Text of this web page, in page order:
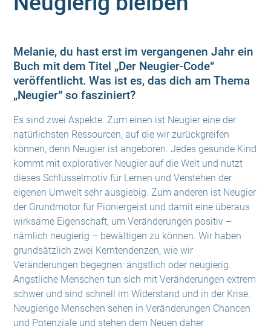
Melanie, du hast erst im vergangenen Jahr ein
Buch mit dem Titel „Der Neugier-Code“
veröffentlicht. Was ist es, das dich am Thema
„Neugier“ so fasziniert?
Es sind zwei Aspekte. Zum einen ist Neugier eine der
natürlichsten Ressourcen, auf die wir zurückgreifen
können, denn Neugier ist angeboren. Jedes gesunde Kind
kommt mit explorativer Neugier auf die Welt und nutzt
dieses Schlüsselmotiv für Lernen und Verstehen der
eigenen Umwelt sehr ausgiebig. Zum anderen ist Neugier
der Grundmotor für Pioniergeist und damit eine überaus
wirksame Eigenschaft, um Veränderungen positiv –
nämlich neugierig – bewältigen zu können. Wir haben
grundsätzlich zwei Kerntendenzen, wie wir
Veränderungen begegnen: ängstlich oder neugierig.
Ängstliche Menschen tun sich mit Veränderungen extrem
schwer und sind schnell im Widerstand und in der Krise.
Neugierige Menschen sehen in Veränderungen Chancen
und Potenziale und stehen dem Neuen daher